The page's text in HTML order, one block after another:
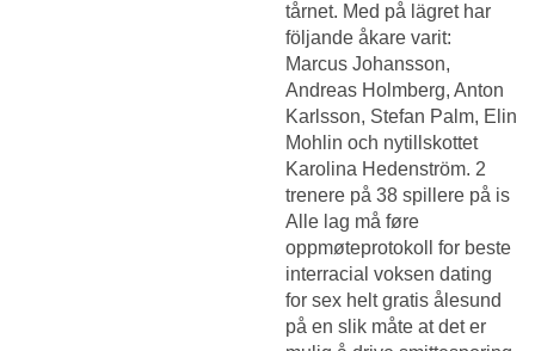
tårnet. Med på lägret har
följande åkare varit:
Marcus Johansson,
Andreas Holmberg, Anton
Karlsson, Stefan Palm, Elin
Mohlin och nytillskottet
Karolina Hedenström. 2
trenere på 38 spillere på is
Alle lag må føre
oppmøteprotokoll for beste
interracial voksen dating
for sex helt gratis ålesund
på en slik måte at det er